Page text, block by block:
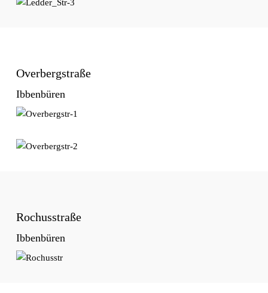
Overbergstraße
Ibbenbüren
Rochusstraße
Ibbenbüren